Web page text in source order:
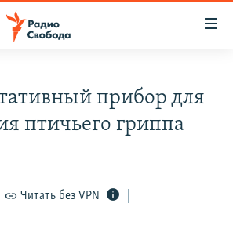
прибор для
птичьего гриппа
Читать без VPN